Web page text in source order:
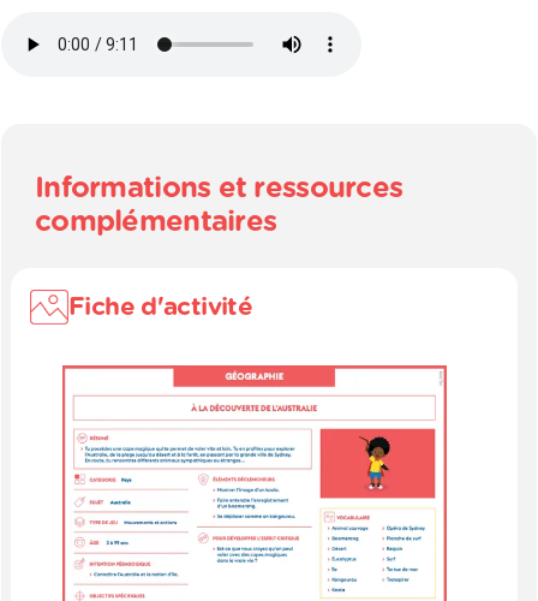
Informations et ressources
complémentaires
Fiche d'activité